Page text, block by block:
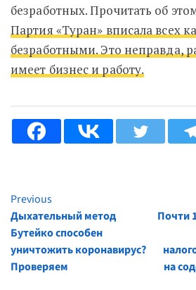
безработных. Прочитать об
Партия «Туран» вписала всех
безработными. Это неправда,
имеет бизнес и работу.
Continue
Reading
Previous
Дыхательный метод
Бутейко способен
уничтожить коронавирус?
Проверяем
Почти
на